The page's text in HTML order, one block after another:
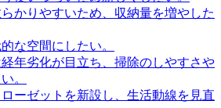
かりやすいため、収納量を増やした
な空間にしたい。
年劣化が目立ち、掃除のしやすさや
。
ーゼットを新設し、生活動線を見直